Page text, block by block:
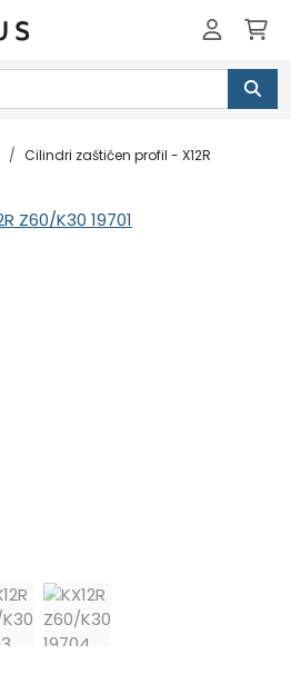
Cilindri zaštićen profil - X12R